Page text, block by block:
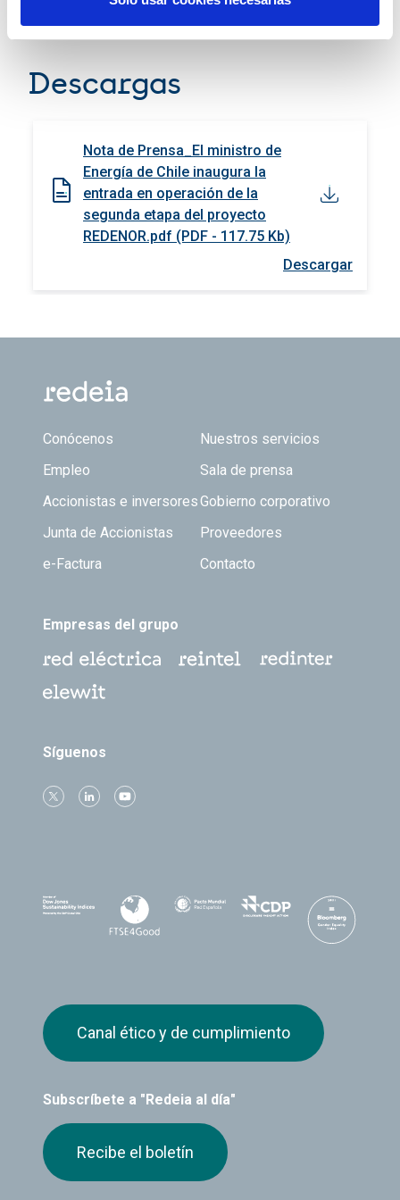
Descargas
Nota de Prensa_El ministro de
Energía de Chile inaugura la
entrada en operación de la
segunda etapa del proyecto
REDENOR.pdf (PDF - 117.75 Kb)
Descargar
Footer TOP
Conócenos
Nuestros servicios
Empleo
Sala de prensa
Accionistas e inversoresGobierno corporativo
Junta de Accionistas
Proveedores
e-Factura
Contacto
Empresas del grupo
Síguenos
Subscríbete a "Redeia al día"
Recibe el boletín
Canal ético y de cumplimiento